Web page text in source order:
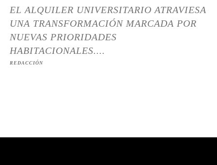
EL ALQUILER UNIVERSITARIO ATRAVIESA
UNA TRANSFORMACIÓN MARCADA POR
NUEVAS PRIORIDADES
HABITACIONALES....
REDACCIÓN